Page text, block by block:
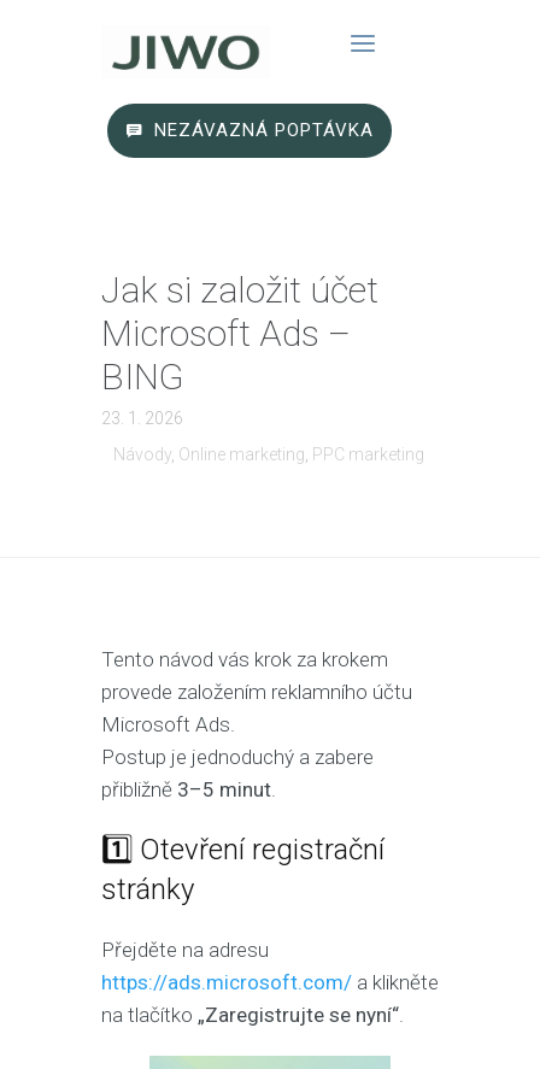
NEZÁVAZNÁ POPTÁVKA
Jak si založit účet
Microsoft Ads –
BING
23. 1. 2026
Návody Online marketing PPC marketing
Tento návod vás krok za krokem
provede založením reklamního účtu
Microsoft Ads.
Postup je jednoduchý a zabere
přibližně 3–5 minut.
1️⃣ Otevření registrační
stránky
Přejděte na adresu
https://ads.microsoft.com/ a klikněte
na tlačítko „Zaregistrujte se nyní“.